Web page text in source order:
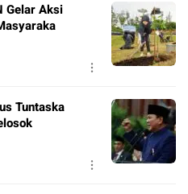
Gelar Aksi
Tuntaska